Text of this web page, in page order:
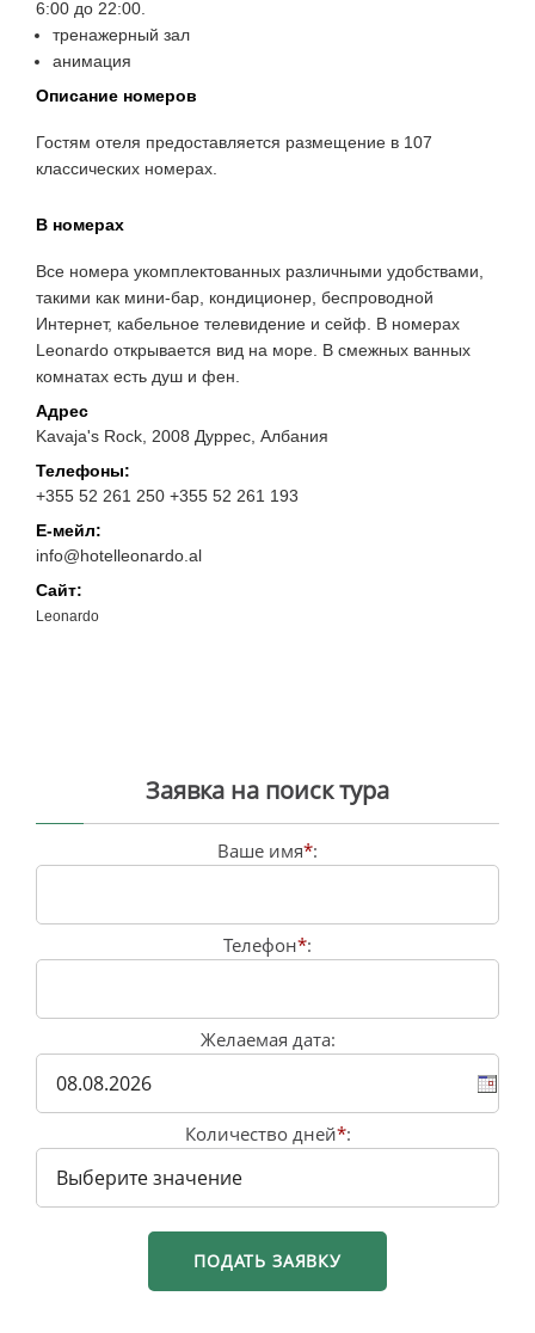
6:00 до 22:00.
тренажерный зал
анимация
Описание номеров
Гостям отеля предоставляется размещение в 107
классических номерах.
В номерах
Все номера укомплектованных различными удобствами,
такими как мини-бар, кондиционер, беспроводной
Интернет, кабельное телевидение и сейф. В номерах
Leonardo открывается вид на море. В смежных ванных
комнатах есть душ и фен.
Адрес
Kavaja's Rock, 2008 Дуррес, Албания
Телефоны:
+355 52 261 250 +355 52 261 193
Е-мейл:
info@hotelleonardo.al
Сайт:
Leonardo
Заявка на поиск тура
Ваше имя*:
Телефон*:
Желаемая дата:
Количество дней*: